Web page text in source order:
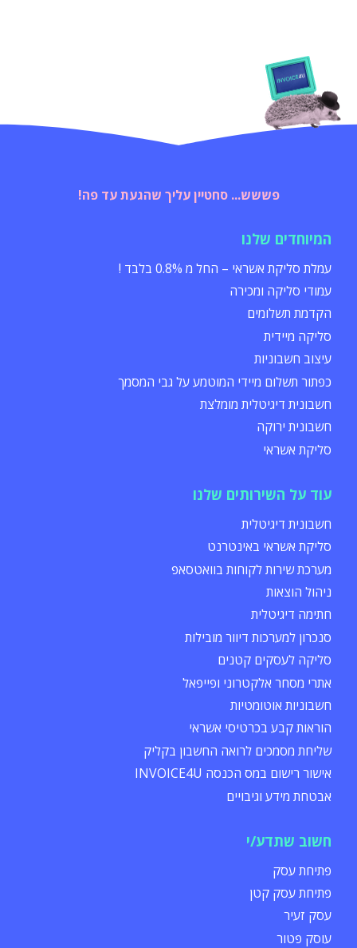
פששש... סחטיין עליך שהגעת עד פה!
המיוחדים שלנו
עמלת סליקת אשראי – החל מ 0.8% בלבד !
עמודי סליקה ומכירה
הקדמת תשלומים
סליקה מיידית
עיצוב חשבוניות
כפתור תשלום מיידי המוטמע על גבי המסמך
חשבונית דיגיטלית מומלצת
חשבונית ירוקה
סליקת אשראי
עוד על השירותים שלנו
חשבונית דיגיטלית
סליקת אשראי באינטרנט
מערכת שירות לקוחות בוואטסאפ
ניהול הוצאות
חתימה דיגיטלית
סנכרון למערכות דיוור מובילות
סליקה לעסקים קטנים
אתרי מסחר אלקטרוני ופייפאל
חשבוניות אוטומטיות
הוראות קבע בכרטיסי אשראי
שליחת מסמכים לרואה החשבון בקליק
אישור רישום במס הכנסה INVOICE4U
אבטחת מידע וגיבויים
חשוב שתדע/י
פתיחת עסק
פתיחת עסק קטן
עסק זעיר
עוסק פטור